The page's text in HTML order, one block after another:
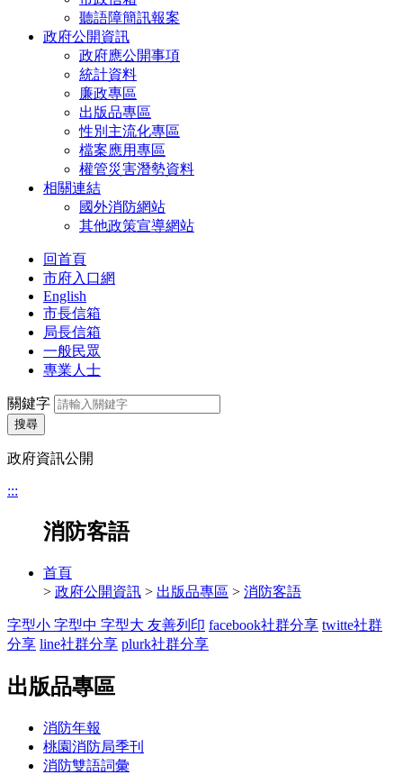
聽語障簡訊報案
政府公開資訊
政府應公開事項
統計資料
廉政專區
出版品專區
性別主流化專區
檔案應用專區
權管災害潛勢資料
相關連結
國外消防網站
其他政策宣導網站
回首頁
市府入口網
English
市長信箱
局長信箱
一般民眾
專業人士
關鍵字
搜尋
政府資訊公開
:::
消防客語
首頁
> 政府公開資訊 > 出版品專區 > 消防客語
字型小 字型中 字型大 友善列印 facebook社群分享 twitte社群
分享 line社群分享 plurk社群分享
出版品專區
消防年報
桃園消防局季刊
消防雙語詞彙